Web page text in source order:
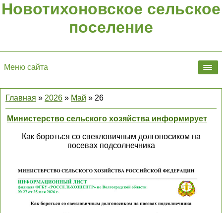
Новотихоновское сельское
поселение
Меню сайта
Главная » 2026 » Май » 26
Министерство сельского хозяйства информирует
Как бороться со свекловичным долгоносиком на
посевах подсолнечника